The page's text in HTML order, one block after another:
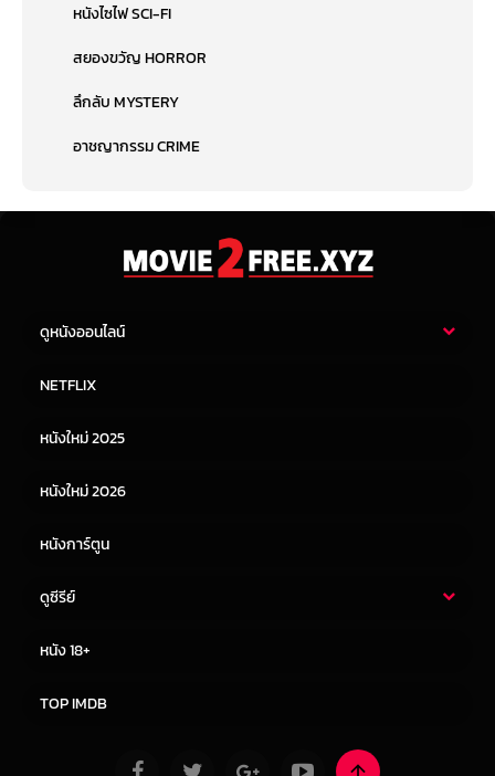
หนังไซไฟ SCI-FI
สยองขวัญ HORROR
ลึกลับ MYSTERY
อาชญากรรม CRIME
ดูหนังออนไลน์
หนังจีน
NETFLIX
หนังใหม่ 2025
หนังใหม่ 2026
หนังการ์ตูน
ดูซีรีย์
หนัง 18+
TOP IMDB